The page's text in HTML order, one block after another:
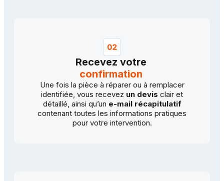
Recevez votre
confirmation
Une fois la pièce à réparer ou à remplacer
identifiée, vous recevez un devis clair et
détaillé, ainsi qu’un e-mail récapitulatif
contenant toutes les informations pratiques
pour votre intervention.